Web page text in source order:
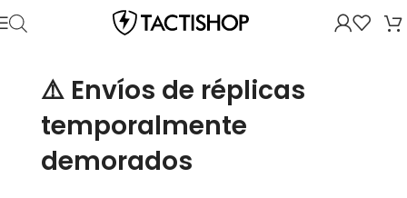
⚠️ Envíos de réplicas
temporalmente
demorados